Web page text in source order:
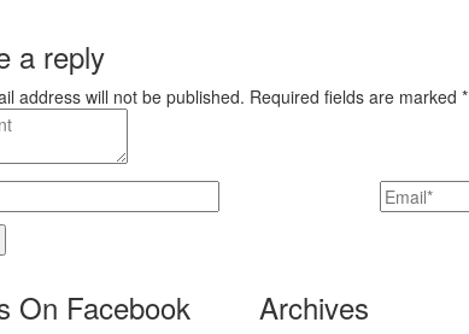
a reply
address will not be published. Required fields are marked *
On Facebook Archives